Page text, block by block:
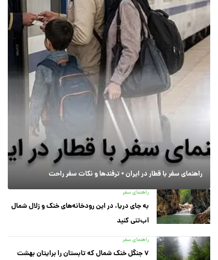
راهنمای سفر با قطار در ایران + ترفندها و نکات سفر راحت
راهنمای سفر
به جای دریا، در این رودخانه‌های خنک و زلال شمال
آب‌تنی کنید
راهنمای سفر
۷ جنگل خنک شمال که تابستان را برایتان بهشت